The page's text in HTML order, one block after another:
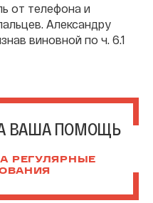
от телефона и
Александру
виновной по ч. 6.1
ВАША ПОМОЩЬ
РЕГУЛЯРНЫЕ